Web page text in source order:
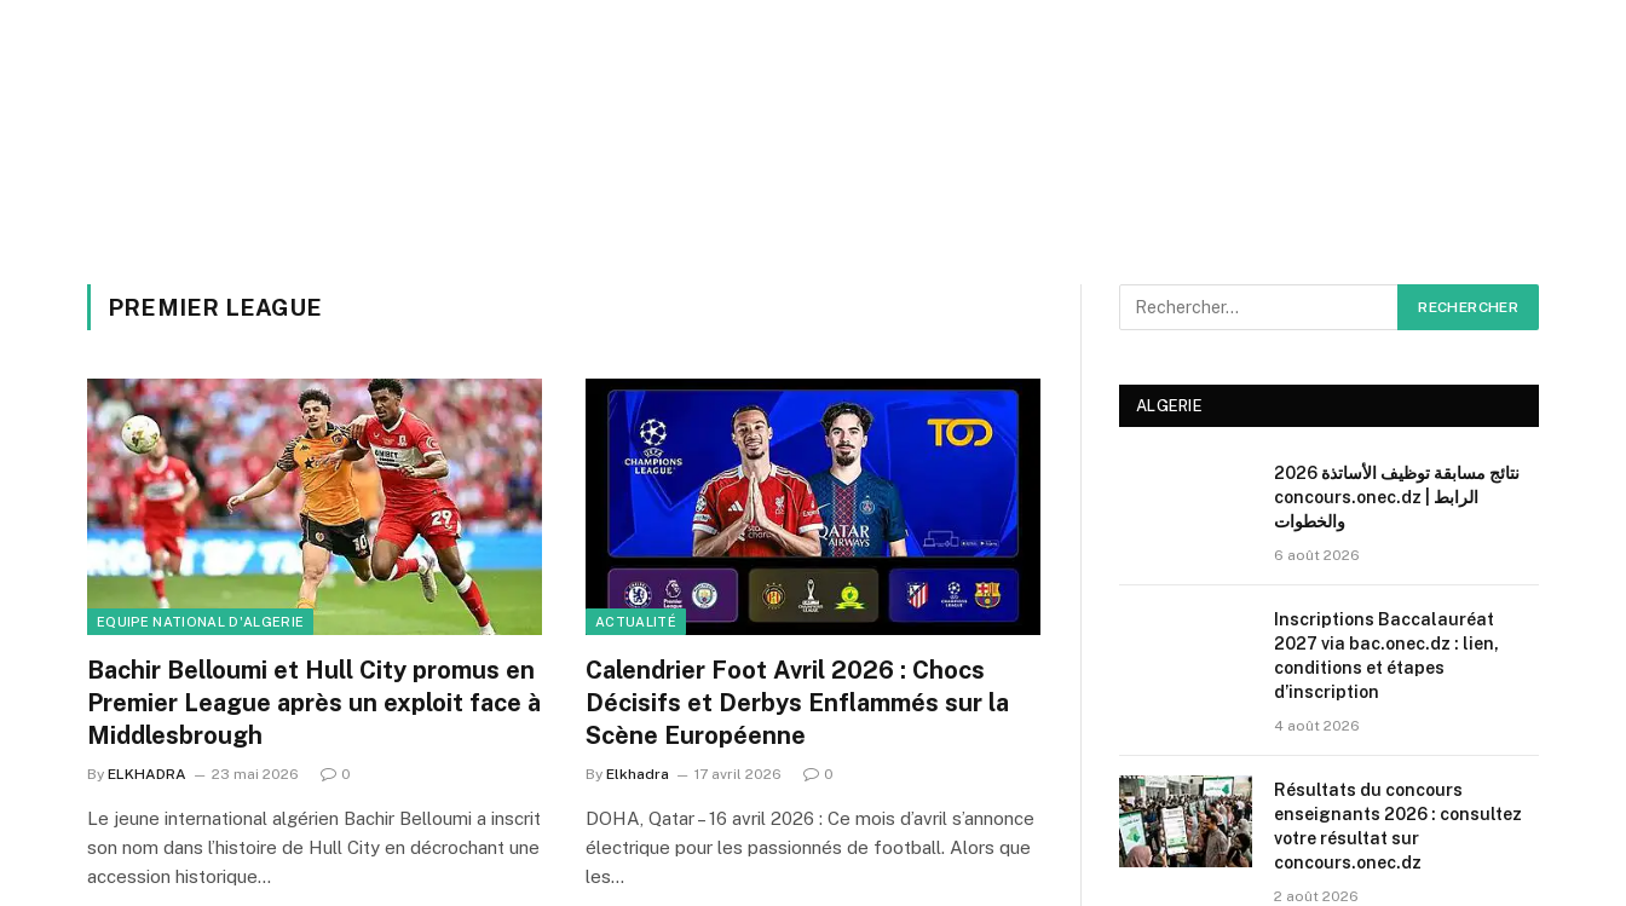
PREMIER LEAGUE
EQUIPE NATIONAL D'ALGERIE
Bachir Belloumi et Hull City promus en
Premier League après un exploit face à
Middlesbrough
By ELKHADRA 23 mai 2026 0
Le jeune international algérien Bachir Belloumi a inscrit
son nom dans l’histoire de Hull City en décrochant une
accession historique…
ACTUALITÉ
Calendrier Foot Avril 2026 : Chocs
Décisifs et Derbys Enflammés sur la
Scène Européenne
By Elkhadra 17 avril 2026 0
DOHA, Qatar – 16 avril 2026 : Ce mois d’avril s’annonce
électrique pour les passionnés de football. Alors que
les…
ALGERIE
نتائج مسابقة توظيف الأساتذة 2026
concours.onec.dz | الرابط
والخطوات
6 août 2026
Inscriptions Baccalauréat
2027 via bac.onec.dz : lien,
conditions et étapes
d’inscription
4 août 2026
Résultats du concours
enseignants 2026 : consultez
votre résultat sur
concours.onec.dz
2 août 2026